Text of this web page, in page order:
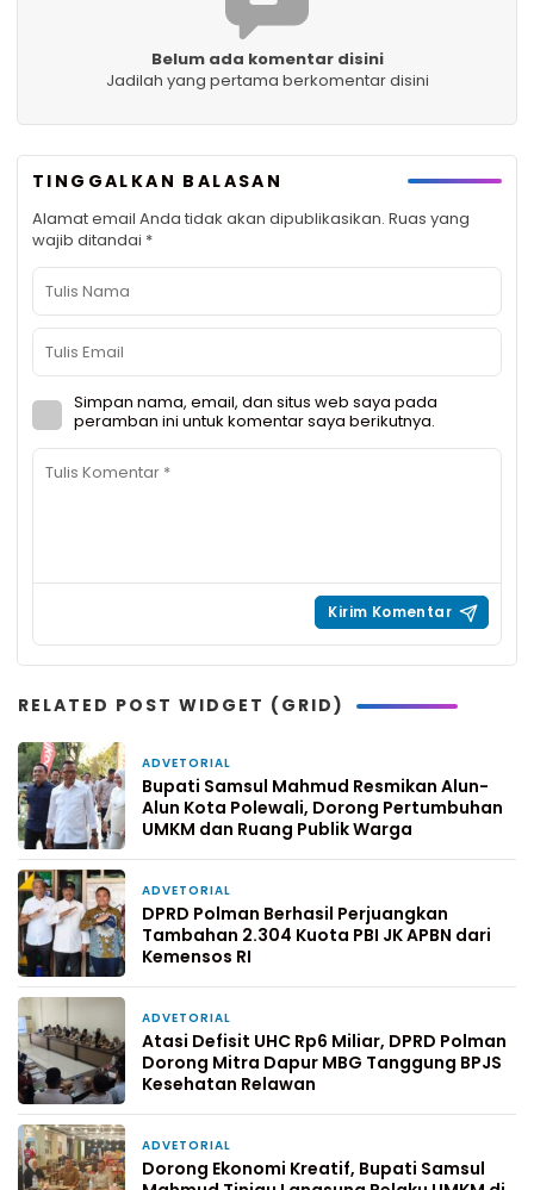
Belum ada komentar disini
Jadilah yang pertama berkomentar disini
TINGGALKAN BALASAN
Alamat email Anda tidak akan dipublikasikan. Ruas yang
wajib ditandai *
Simpan nama, email, dan situs web saya pada
peramban ini untuk komentar saya berikutnya.
RELATED POST WIDGET (GRID)
ADVETORIAL
Bupati Samsul Mahmud Resmikan Alun-
Alun Kota Polewali, Dorong Pertumbuhan
UMKM dan Ruang Publik Warga
ADVETORIAL
DPRD Polman Berhasil Perjuangkan
Tambahan 2.304 Kuota PBI JK APBN dari
Kemensos RI
ADVETORIAL
Atasi Defisit UHC Rp6 Miliar, DPRD Polman
Dorong Mitra Dapur MBG Tanggung BPJS
Kesehatan Relawan
ADVETORIAL
Dorong Ekonomi Kreatif, Bupati Samsul